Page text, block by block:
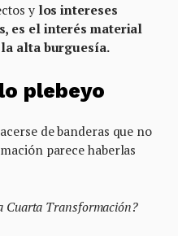
y los intereses
es el interés material
alta burguesía.
plebeyo
de banderas que no
parece haberlas
Cuarta Transformación?